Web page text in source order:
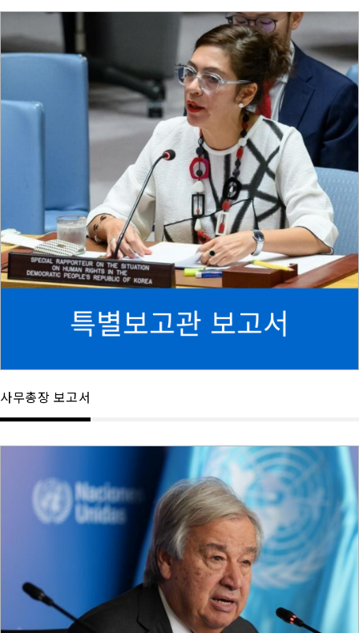
사무총장 보고서